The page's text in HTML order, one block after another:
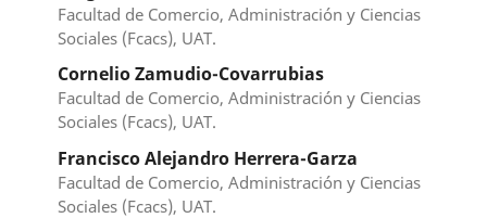
Facultad de Comercio, Administración y Ciencias
Sociales (Fcacs), UAT.
Cornelio Zamudio-Covarrubias
Facultad de Comercio, Administración y Ciencias
Sociales (Fcacs), UAT.
Francisco Alejandro Herrera-Garza
Facultad de Comercio, Administración y Ciencias
Sociales (Fcacs), UAT.